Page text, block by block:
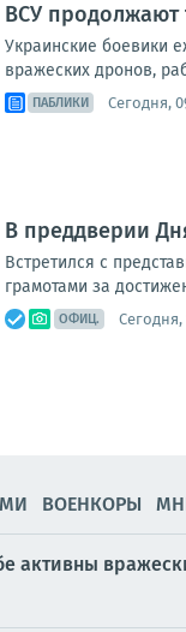
ВСУ продолжают
Украинские боевики
вражеских дронов,
ПАБЛИКИ Сегодня,
В преддверии
Встретился с
грамотами за
ОФИЦ. Сегодня,
ВОЕНКОРЫ
активны